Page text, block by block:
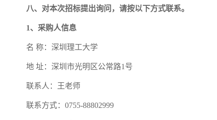
八、对本次招标提出询问，请按以下方式联系。
1、采购人信息
名 称：深圳理工大学
地 址：深圳市光明区公常路1号
联系人：王老师
联系方式：0755-88802999